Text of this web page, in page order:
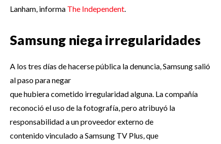
Lanham, informa The Independent.
Samsung niega irregularidades
A los tres días de hacerse pública la denuncia, Samsung salió
al paso para negar
que hubiera cometido irregularidad alguna. La compañía
reconoció el uso de la fotografía, pero atribuyó la
responsabilidad a un proveedor externo de
contenido vinculado a Samsung TV Plus, que